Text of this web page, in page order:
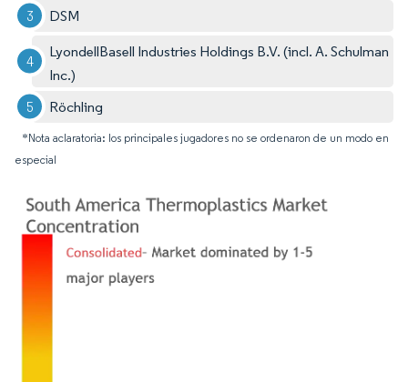
DSM
LyondellBasell Industries Holdings B.V. (incl. A. Schulman
Inc.)
Röchling
*Nota aclaratoria: los principales jugadores no se ordenaron de un modo en
especial